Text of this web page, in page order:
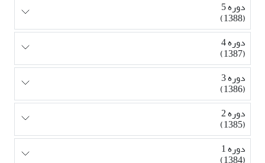
دوره 5
(1388)
دوره 4
(1387)
دوره 3
(1386)
دوره 2
(1385)
دوره 1